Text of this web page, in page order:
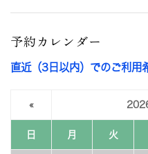
予約カレンダー
直近（3日以内）でのご利用
«
日 月 火